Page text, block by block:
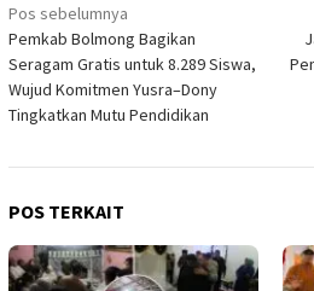
Navigasi
pos
Pos sebelumnya
Pemkab Bolmong Bagikan
Seragam Gratis untuk 8.289 Siswa,
Wujud Komitmen Yusra–Dony
Tingkatkan Mutu Pendidikan
POS TERKAIT